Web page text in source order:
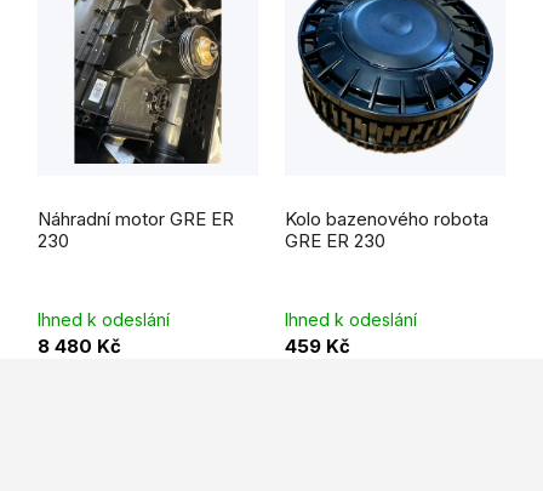
Náhradní motor GRE ER
230
Ihned k odeslání
8 480 Kč
Kolo bazenového robota
GRE ER 230
Ihned k odeslání
459 Kč